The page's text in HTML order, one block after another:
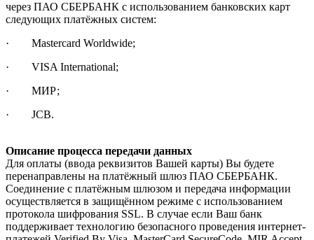
через ПАО СБЕРБАНК с использованием банковских карт
следующих платёжных систем:
· Mastercard Worldwide;
· VISA International;
· МИР;
· JCB.
Описание процесса передачи данных
Для оплаты (ввода реквизитов Вашей карты) Вы будете
перенаправлены на платёжный шлюз ПАО СБЕРБАНК.
Соединение с платёжным шлюзом и передача информации
осуществляется в защищённом режиме с использованием
протокола шифрования SSL. В случае если Ваш банк
поддерживает технологию безопасного проведения интернет-